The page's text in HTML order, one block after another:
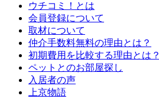
ウチコミ！とは
会員登録について
取材について
仲介手数料無料の理由とは？
初期費用を比較する理由とは？
ペットとのお部屋探し
入居者の声
上京物語